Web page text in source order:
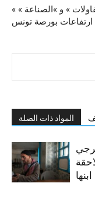
« المقاولات » و »الصناعة »
ارتفاعات بورصة تونس
المواد ذات الصلة